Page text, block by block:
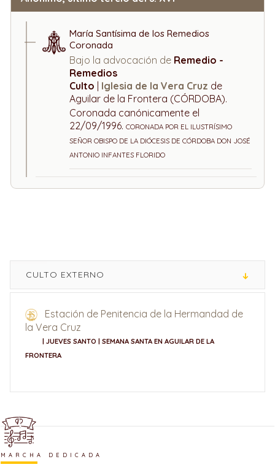
María Santísima de los Remedios
Coronada
Bajo la advocación de Remedio -
Remedios
Culto
Iglesia de la Vera Cruz de
Aguilar de la Frontera (CÓRDOBA).
Coronada canónicamente el
22/09/1996. CORONADA POR EL ILUSTRÍSIMO
SEÑOR OBISPO DE LA DIÓCESIS DE CÓRDOBA DON JOSÉ
ANTONIO INFANTES FLORIDO
CULTO EXTERNO
Estación de Penitencia de la Hermandad de
la Vera Cruz
| JUEVES SANTO | SEMANA SANTA EN AGUILAR DE LA
FRONTERA
MARCHA DEDICADA